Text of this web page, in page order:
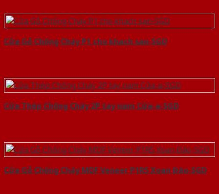
Cửa Gỗ Chống Cháy P1 cho khach san-SGD
Cửa Thép Chống Cháy 2P tay nam Cửa-a-SGD
Cửa Gỗ Chống Cháy MDF Veneer P1R5 Xoan Đào-SGD